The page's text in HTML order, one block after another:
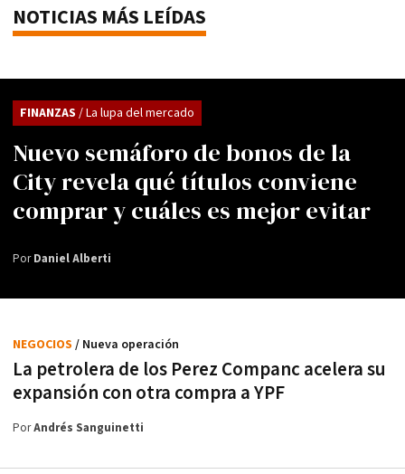
NOTICIAS MÁS LEÍDAS
Nuevo semáforo de bonos de la
City revela qué títulos conviene
comprar y cuáles es mejor evitar
FINANZAS / La lupa del mercado
PorDaniel Alberti
La petrolera de los Perez Companc acelera su
expansión con otra compra a YPF
NEGOCIOS / Nueva operación
PorAndrés Sanguinetti